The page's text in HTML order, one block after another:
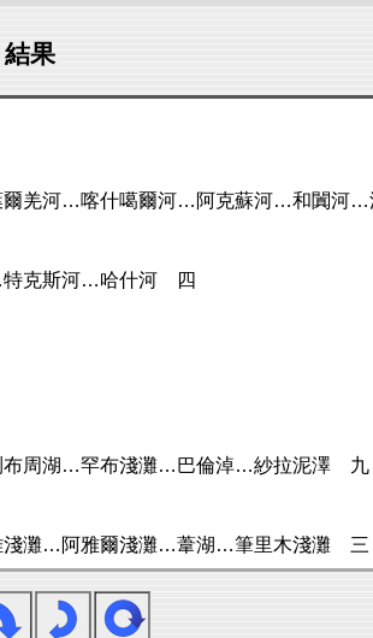
果
羌河…喀什噶爾河…阿克蘇河…和闐
克斯河…哈什河 四
周湖…罕布淺灘…巴倫淖…紗拉泥澤 九
灘…阿雅爾淺灘…葦湖…筆里木淺灘 三